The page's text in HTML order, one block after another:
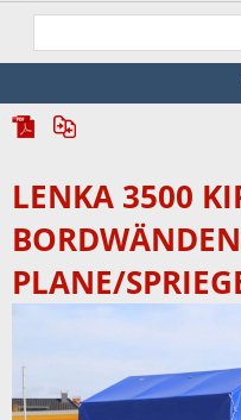
LENKA 3500
PLANE/